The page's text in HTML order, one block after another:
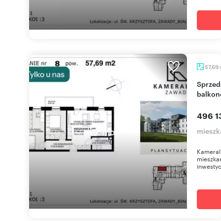
57,69
Sprzedam nowoczesne 3-pokojowe mieszkanie z
496